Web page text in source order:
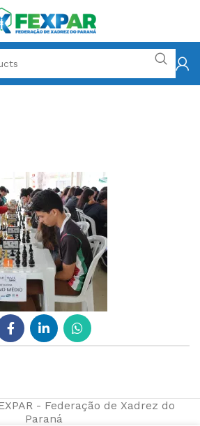
- Federação de Xadrez do
Paraná